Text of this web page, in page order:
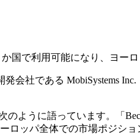
国で利用可能になり、ヨー
会社である MobiSystems Inc.
のように語っています。「
ロッパ全体での市場ポジシ